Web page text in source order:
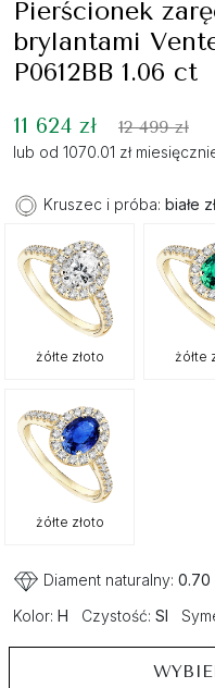
Pierścionek
brylantami
P0612BB 1.06 ct
11 624 zł 12 499 zł
lub od 1070.01 zł
Kruszec i próba: białe
żółte złoto żółte
żółte złoto
Diament naturalny: 0.70
Kolor: H Czystość: SI